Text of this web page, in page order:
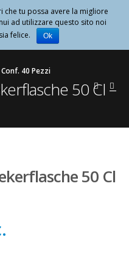
40 Pezzi
50 Cl –
50 Cl
che tu possa avere la migliore
ad utilizzare questo sito noi
felice.
Ok